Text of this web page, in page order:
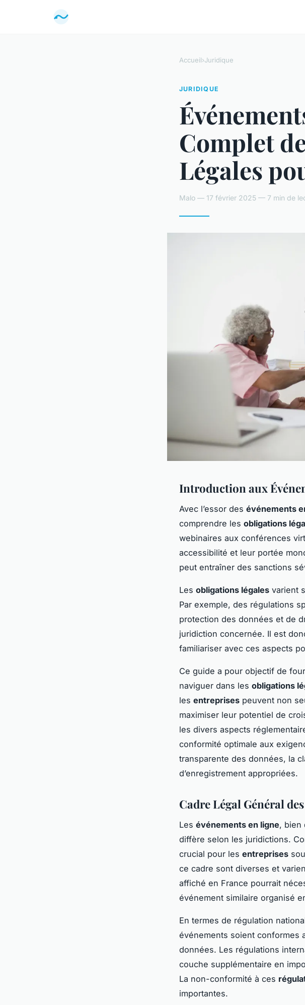
Accueil›Juridique
JURIDIQUE
Complet
Légales
Malo — 17 février 2025 — 7 min de
Introduction aux
Avec l’essor des événements
comprendre les obligations
webinaires aux conférences
accessibilité et leur portée
peut entraîner des sanctions
Les obligations légales varient
Par exemple, des régulations
protection des données et de
juridiction concernée. Il est
familiariser avec ces aspects
Ce guide a pour objectif de
naviguer dans les obligations
les entreprises peuvent non
maximiser leur potentiel de
les divers aspects
conformité optimale aux
transparente des données, la
d’enregistrement appropriées.
Cadre Légal Général
Les événements en ligne, bien
diffère selon les juridictions.
crucial pour les entreprises
ce cadre sont diverses et
affiché en France pourrait
événement similaire organisé
En termes de régulation
événements soient conformes
données. Les régulations
couche supplémentaire en
La non-conformité à ces
importantes.